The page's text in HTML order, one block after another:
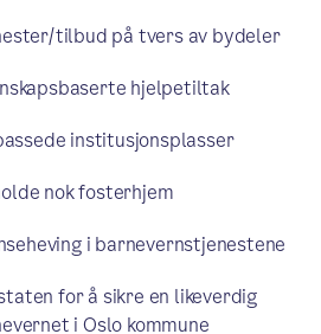
tilbud på tvers av bydeler
hjelpetiltak
institusjonsplasser
nok fosterhjem
i barnevernstjenestene
for å sikre en likeverdig
i Oslo kommune